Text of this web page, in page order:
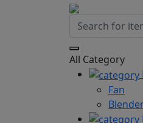
All Category
Fan